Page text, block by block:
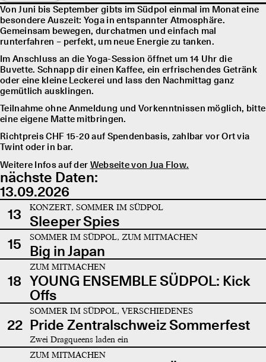
Von Juni bis September gibts im Südpol einmal im Monat eine
besondere Auszeit: Yoga in entspannter Atmosphäre.
Gemeinsam bewegen, durchatmen und einfach mal
runterfahren – perfekt, um neue Energie zu tanken.
Im Anschluss an die Yoga-Session öffnet um 14 Uhr die
Buvette. Schnapp dir einen Kaffee, ein erfrischendes Getränk
oder eine kleine Leckerei und lass den Nachmittag ganz
gemütlich ausklingen.
Teilnahme ohne Anmeldung und Vorkenntnissen möglich, bitte
eine eigene Matte mitbringen.
Richtpreis CHF 15-20 auf Spendenbasis, zahlbar vor Ort via
Twint oder in bar.
Weitere Infos auf der Webseite von Jua Flow.
nächste Daten:
13.09.2026
13
KONZERT, SOMMER IM SÜDPOL
Sleeper Spies
15
SOMMER IM SÜDPOL, ZUM MITMACHEN
Big in Japan
18
ZUM MITMACHEN
YOUNG ENSEMBLE SÜDPOL: Kick
Offs
22
SOMMER IM SÜDPOL, VERSCHIEDENES
Pride Zentralschweiz Sommerfest
Zwei Dragqueens laden ein
ZUM MITMACHEN